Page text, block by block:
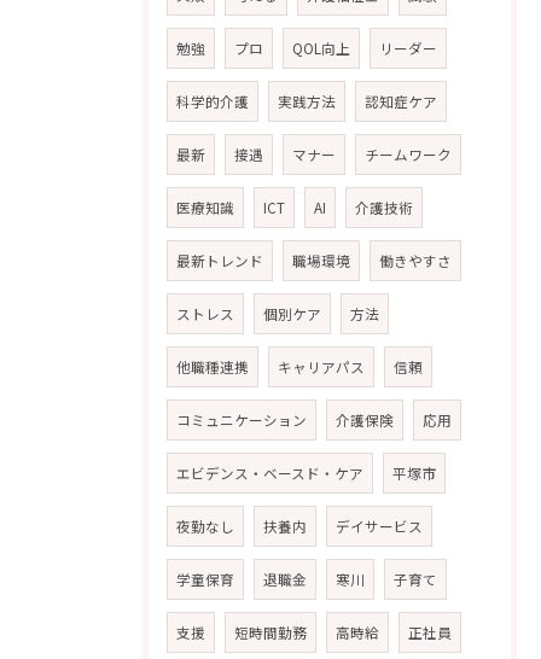
勉強 プロ QOL向上 リーダー
科学的介護 実践方法 認知症ケア
最新 接遇 マナー チームワーク
医療知識 ICT AI 介護技術
最新トレンド 職場環境 働きやすさ
ストレス 個別ケア 方法
他職種連携 キャリアパス 信頼
コミュニケーション 介護保険 応用
エビデンス・ベースド・ケア 平塚市
夜勤なし 扶養内 デイサービス
学童保育 退職金 寒川 子育て
支援 短時間勤務 高時給 正社員